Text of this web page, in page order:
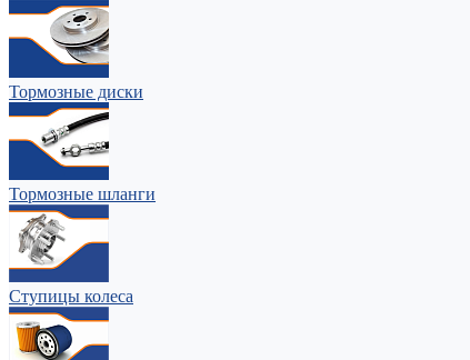
Тормозные диски
Тормозные шланги
Ступицы колеса